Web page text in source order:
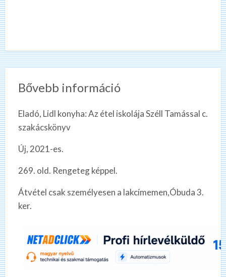
Bővebb információ
Eladó, Lidl konyha: Az étel iskolája Széll Tamással c.
szakácskönyv
Új, 2021-es.
269. old. Rengeteg képpel.
Átvétel csak személyesen a lakcímemen,Óbuda 3.
ker.